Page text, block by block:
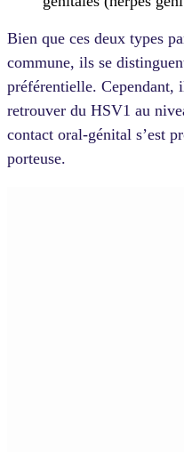
Bien que ces deux types
commune, ils se
préférentielle. Cependant,
retrouver du HSV1 au
contact oral-génital s’est
porteuse.